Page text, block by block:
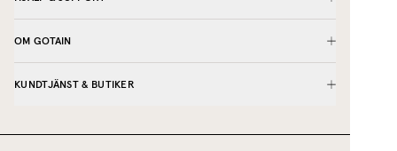
OM GOTAIN
KUNDTJÄNST & BUTIKER